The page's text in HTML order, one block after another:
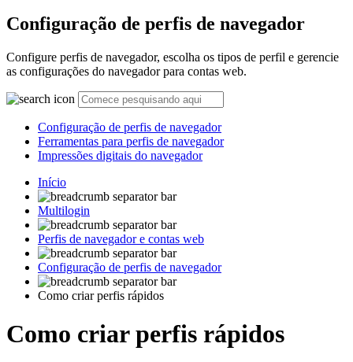
Configuração de perfis de navegador
Configure perfis de navegador, escolha os tipos de perfil e gerencie
as configurações do navegador para contas web.
Configuração de perfis de navegador
Ferramentas para perfis de navegador
Impressões digitais do navegador
Início
Multilogin
Perfis de navegador e contas web
Configuração de perfis de navegador
Como criar perfis rápidos
Como criar perfis rápidos